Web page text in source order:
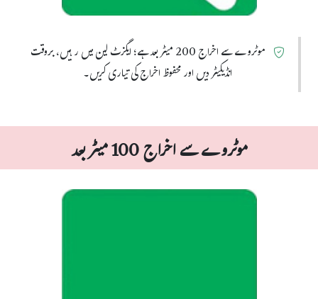
موٹروے سے اخراج 200 میٹر بعد ہے؛ ایگزٹ لین میں رہیں، بروقت
انڈیکیٹر دیں اور محفوظ اخراج کی تیاری کریں۔
موٹروے سے اخراج 100 میٹر بعد